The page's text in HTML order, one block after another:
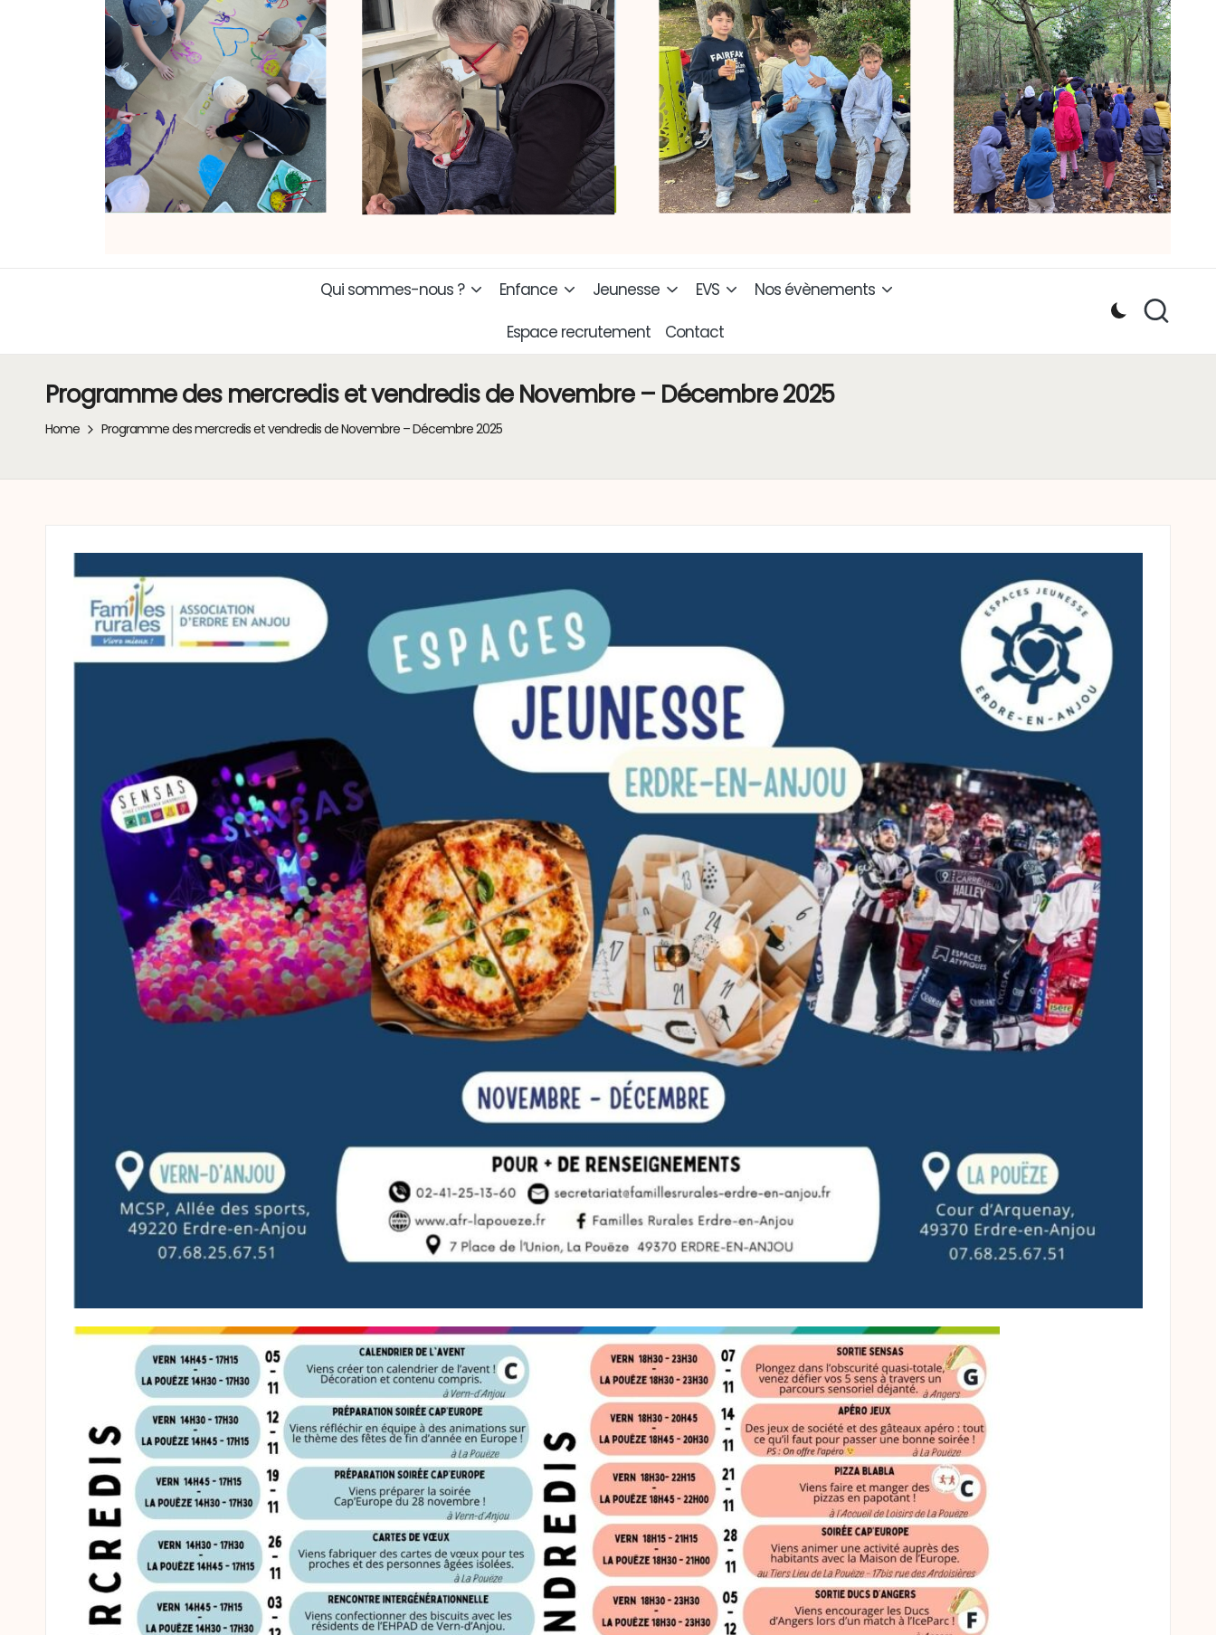
Qui sommes-nous ? Enfance Jeunesse EVS
Nos évènements
Espace recrutement
Contact
Programme des mercredis et vendredis de Novembre – Décembre 2025
Home Programme des mercredis et vendredis de Novembre – Décembre 2025